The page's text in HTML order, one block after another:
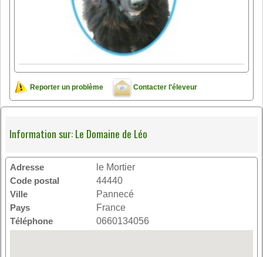
Reporter un problème Contacter l'éleveur
Information sur: Le Domaine de Léo
Adresse
le Mortier
Code postal
44440
Ville
Pannecé
Pays
France
Téléphone
0660134056